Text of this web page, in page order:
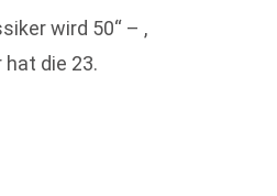
wird 50“ – ,
die 23.